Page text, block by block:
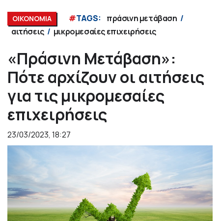
ΟΙΚΟΝΟΜΙΑ #TAGS:
πράσινη μετάβαση
αιτήσεις
μικρομεσαίες επιχειρήσεις
«Πράσινη Μετάβαση»:
Πότε αρχίζουν οι αιτήσεις
για τις μικρομεσαίες
επιχειρήσεις
23/03/2023, 18:27